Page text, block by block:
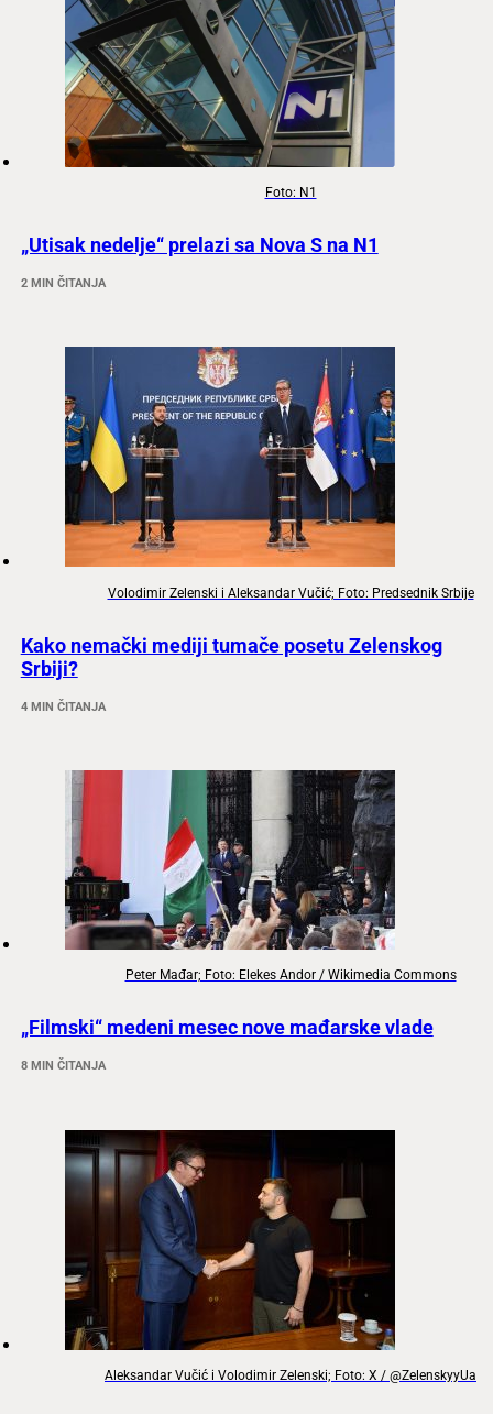
Foto: N1
„Utisak nedelje“ prelazi sa Nova S na N1
2 MIN ČITANJA
Volodimir Zelenski i Aleksandar Vučić; Foto: Predsednik Srbije
Kako nemački mediji tumače posetu Zelenskog
Srbiji?
4 MIN ČITANJA
Peter Mađar; Foto: Elekes Andor / Wikimedia Commons
„Filmski“ medeni mesec nove mađarske vlade
8 MIN ČITANJA
Aleksandar Vučić i Volodimir Zelenski; Foto: X / @ZelenskyyUa